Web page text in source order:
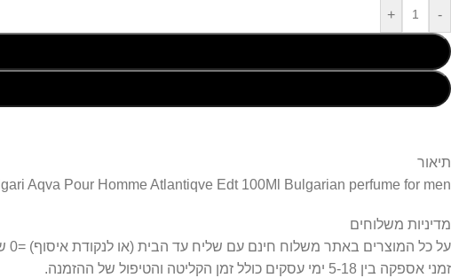
-
+
תיאור
Aqva Pour Homme Atlantiqve Edt 100Ml Bulgarian perfume for men
מדיניות משלוחים
על כל המוצרים באתר משלוח חינם עם שליח עד הבית (או לנקודת איסוף) =0 ש"ח
זמני אספקה בין 5-18 ימי עסקים כולל זמן הקליטה והטיפול של ההזמנה.